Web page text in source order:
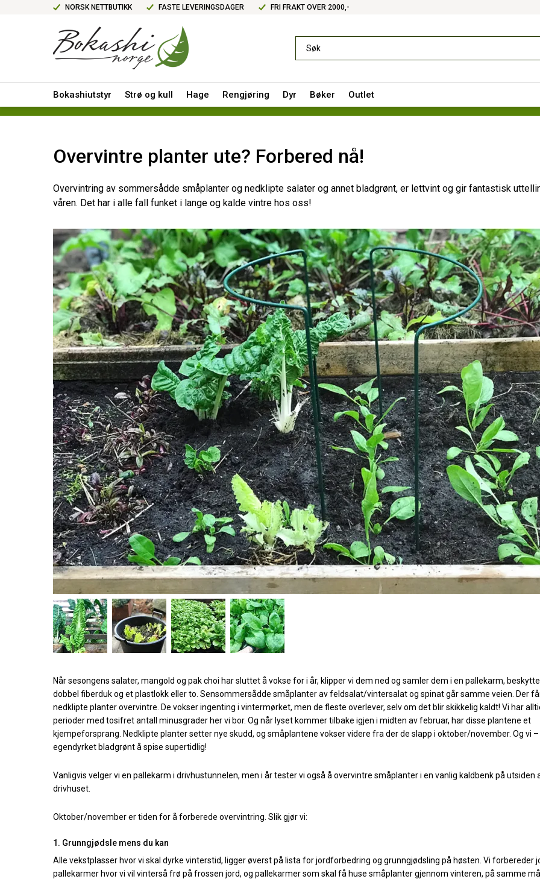
NORSK NETTBUTIKK FASTE LEVERINGSDAGER FRI FRAKT OVER 2000,-
Bokashiutstyr Strø og kull Hage Rengjøring Dyr Bøker Outlet
Overvintre planter ute? Forbered nå!
Overvintring av sommersådde småplanter og nedklipte salater og annet bladgrønt, er lettvint og gir fantastisk
våren. Det har i alle fall funket i lange og kalde vintre hos oss!
Når sesongens salater, mangold og pak choi har sluttet å vokse for i år, klipper vi dem ned og samler dem i en pallekarm,
dobbel fiberduk og et plastlokk eller to. Sensommersådde småplanter av feldsalat/vintersalat og spinat går samme veien. Der
nedklipte planter overvintre. De vokser ingenting i vintermørket, men de fleste overlever, selv om det blir skikkelig kaldt! Vi har
perioder med tosifret antall minusgrader her vi bor. Og når lyset kommer tilbake igjen i midten av februar, har disse plantene et
kjempeforsprang. Nedklipte planter setter nye skudd, og småplantene vokser videre fra der de slapp i oktober/november. Og vi
egendyrket bladgrønt å spise supertidlig!
Vanligvis velger vi en pallekarm i drivhustunnelen, men i år tester vi også å overvintre småplanter i en vanlig kaldbenk på utsiden
drivhuset.
Oktober/november er tiden for å forberede overvintring. Slik gjør vi:
1. Grunngjødsle mens du kan
Alle vekstplasser hvor vi skal dyrke vinterstid, ligger øverst på lista for jordforbedring og grunngjødsling på høsten. Vi forbereder
pallekarmer hvor vi vil vinterså frø på frossen jord, og pallekarmer som skal få huse småplanter gjennom vinteren, på samme